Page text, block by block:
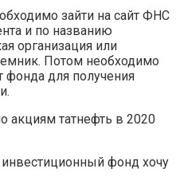
зайти на сайт ФНС
и по названию
организация или
Потом необходимо
фонда для получения
акциям татнефть в 2020
фонд хочу